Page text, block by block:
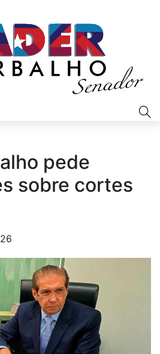
pede
sobre cortes